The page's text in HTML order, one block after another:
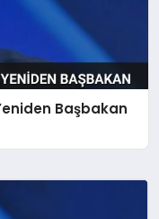
Başbakan